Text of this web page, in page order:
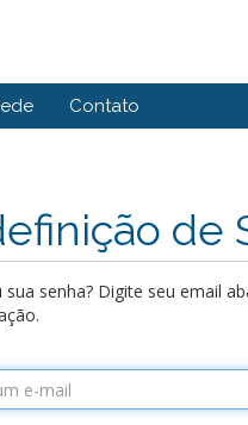
Contato
de
sua senha? Digite seu email